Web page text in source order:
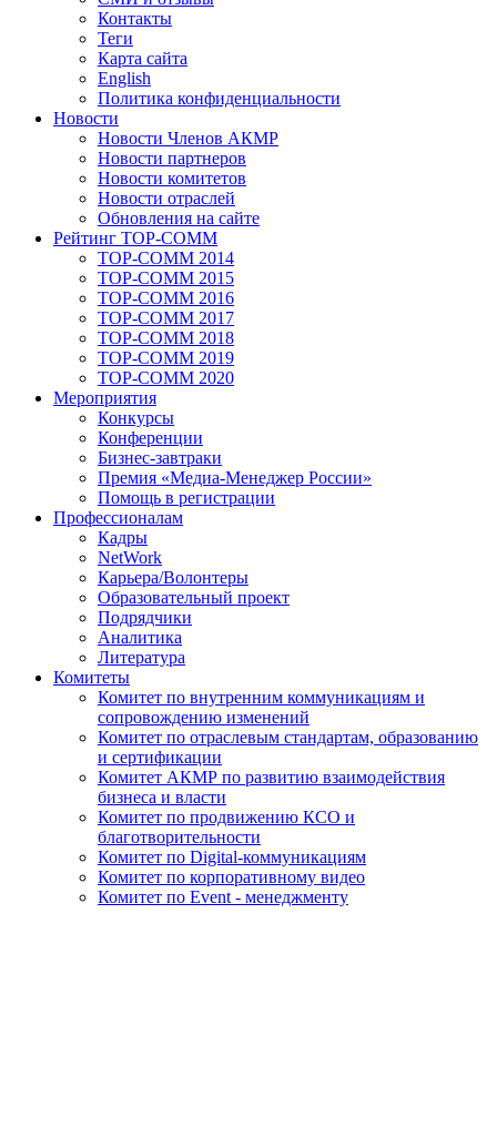
Контакты
Теги
Карта сайта
English
Политика конфиденциальности
Новости
Новости Членов АКМР
Новости партнеров
Новости комитетов
Новости отраслей
Обновления на сайте
Рейтинг TOP-COMM
TOP-COMM 2014
TOP-COMM 2015
TOP-COMM 2016
TOP-COMM 2017
TOP-COMM 2018
TOP-COMM 2019
TOP-COMM 2020
Мероприятия
Конкурсы
Конференции
Бизнес-завтраки
Премия «Медиа-Менеджер России»
Помощь в регистрации
Профессионалам
Кадры
NetWork
Карьера/Волонтеры
Образовательный проект
Подрядчики
Аналитика
Литература
Комитеты
Комитет по внутренним коммуникациям и
сопровождению изменений
Комитет по отраслевым стандартам, образованию
и сертификации
Комитет АКМР по развитию взаимодействия
бизнеса и власти
Комитет по продвижению КСО и
благотворительности
Комитет по Digital-коммуникациям
Комитет по корпоративному видео
Комитет по Event - менеджменту